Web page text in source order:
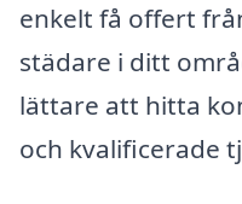
enkelt få offert
städare i ditt
lättare att hitta
och kvalificerade